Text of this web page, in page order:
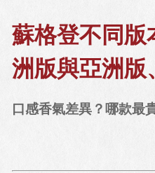
蘇格登不同版
洲版與亞洲版
口感香氣差異？哪款最